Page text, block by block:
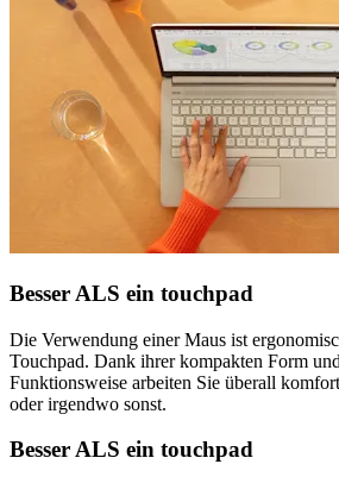
Besser ALS ein touchpad
Die Verwendung einer Maus ist
Touchpad. Dank ihrer kompakten Form
Funktionsweise arbeiten Sie überall
oder irgendwo sonst.
Besser ALS ein touchpad